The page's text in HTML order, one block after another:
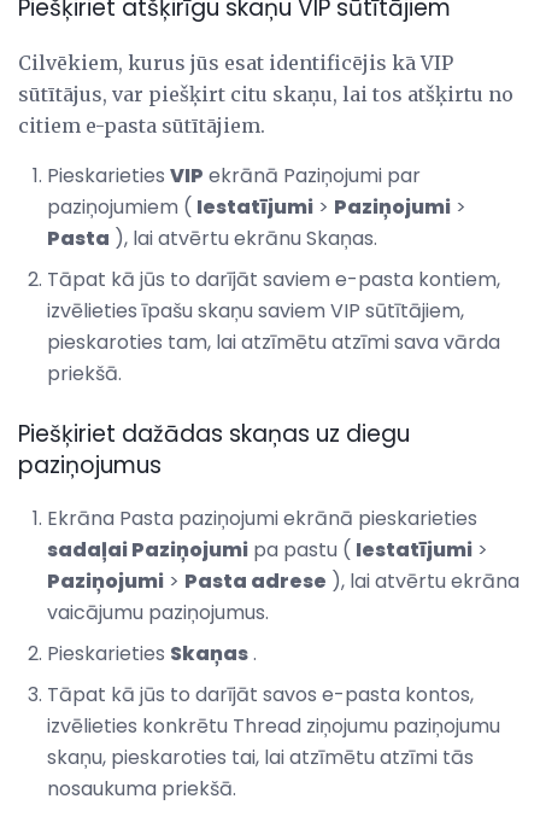
Piešķiriet atšķirīgu skaņu VIP sūtītājiem
Cilvēkiem, kurus jūs esat identificējis kā VIP
sūtītājus, var piešķirt citu skaņu, lai tos atšķirtu no
citiem e-pasta sūtītājiem.
Pieskarieties VIP ekrānā Paziņojumi par
paziņojumiem ( Iestatījumi > Paziņojumi >
Pasta ), lai atvērtu ekrānu Skaņas.
Tāpat kā jūs to darījāt saviem e-pasta kontiem,
izvēlieties īpašu skaņu saviem VIP sūtītājiem,
pieskaroties tam, lai atzīmētu atzīmi sava vārda
priekšā.
Piešķiriet dažādas skaņas uz diegu
paziņojumus
Ekrāna Pasta paziņojumi ekrānā pieskarieties
sadaļai Paziņojumi pa pastu ( Iestatījumi >
Paziņojumi > Pasta adrese ), lai atvērtu ekrāna
vaicājumu paziņojumus.
Pieskarieties Skaņas.
Tāpat kā jūs to darījāt savos e-pasta kontos,
izvēlieties konkrētu Thread ziņojumu paziņojumu
skaņu, pieskaroties tai, lai atzīmētu atzīmi tās
nosaukuma priekšā.